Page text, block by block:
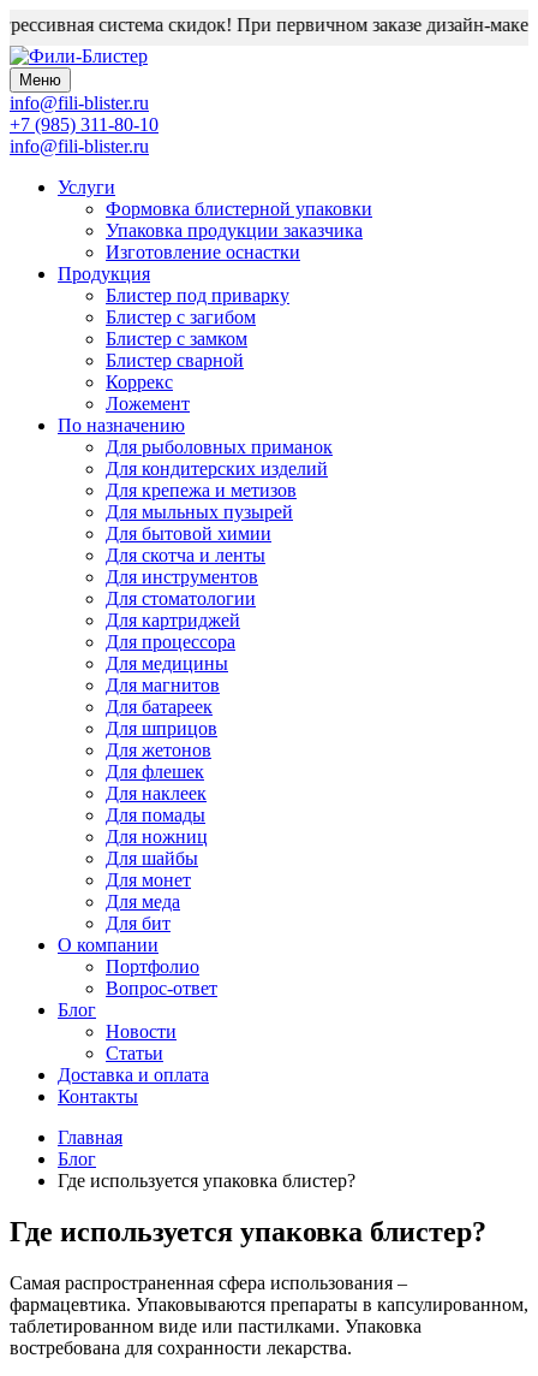
система скидок! При первичном заказе дизайн-макет
Меню
info@fili-blister.ru
+7 (985) 311-80-10
info@fili-blister.ru
Услуги
Формовка блистерной упаковки
Упаковка продукции заказчика
Изготовление оснастки
Продукция
Блистер под приварку
Блистер с загибом
Блистер с замком
Блистер сварной
Коррекс
Ложемент
По назначению
Для рыболовных приманок
Для кондитерских изделий
Для крепежа и метизов
Для мыльных пузырей
Для бытовой химии
Для скотча и ленты
Для инструментов
Для стоматологии
Для картриджей
Для процессора
Для медицины
Для магнитов
Для батареек
Для шприцов
Для жетонов
Для флешек
Для наклеек
Для помады
Для ножниц
Для шайбы
Для монет
Для меда
Для бит
О компании
Портфолио
Вопрос-ответ
Блог
Новости
Статьи
Доставка и оплата
Контакты
Главная
Блог
Где используется упаковка блистер?
Где используется упаковка блистер?
Самая распространенная сфера использования –
фармацевтика. Упаковываются препараты в капсулированном,
таблетированном виде или пастилками. Упаковка
востребована для сохранности лекарства.